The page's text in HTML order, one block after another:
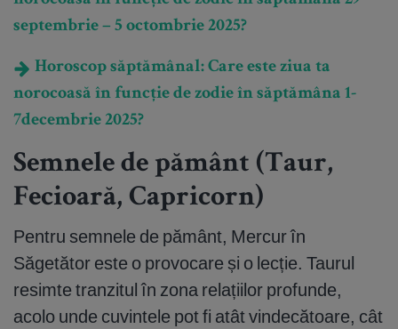
septembrie – 5 octombrie 2025?
Horoscop săptămânal: Care este ziua ta
norocoasă în funcție de zodie în săptămâna 1-
7decembrie 2025?
Semnele de pământ (Taur,
Fecioară, Capricorn)
Pentru semnele de pământ, Mercur în
Săgetător este o provocare și o lecție. Taurul
resimte tranzitul în zona relațiilor profunde,
acolo unde cuvintele pot fi atât vindecătoare, cât